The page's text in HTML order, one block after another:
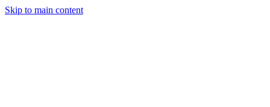
Skip to main content